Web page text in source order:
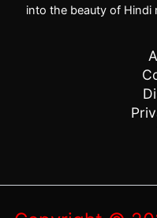
into the beauty of Hindi